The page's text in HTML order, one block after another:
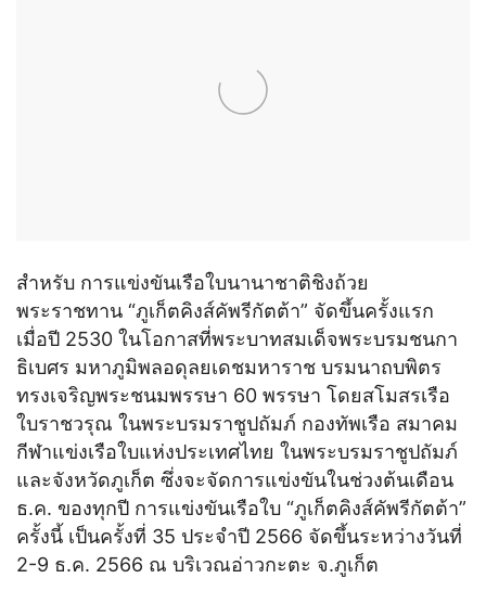
สำหรับ การแข่งขันเรือใบนานาชาติชิงถ้วย
พระราชทาน “ภูเก็ตคิงส์คัพรีกัตต้า” จัดขึ้นครั้งแรก
เมื่อปี 2530 ในโอกาสที่พระบาทสมเด็จพระบรมชนกา
ธิเบศร มหาภูมิพลอดุลยเดชมหาราช บรมนาถบพิตร
ทรงเจริญพระชนมพรรษา 60 พรรษา โดยสโมสรเรือ
ใบราชวรุณ ในพระบรมราชูปถัมภ์ กองทัพเรือ สมาคม
กีฬาแข่งเรือใบแห่งประเทศไทย ในพระบรมราชูปถัมภ์
และจังหวัดภูเก็ต ซึ่งจะจัดการแข่งขันในช่วงต้นเดือน
ธ.ค. ของทุกปี การแข่งขันเรือใบ “ภูเก็ตคิงส์คัพรีกัตต้า”
ครั้งนี้ เป็นครั้งที่ 35 ประจำปี 2566 จัดขึ้นระหว่างวันที่
2-9 ธ.ค. 2566 ณ บริเวณอ่าวกะตะ จ.ภูเก็ต